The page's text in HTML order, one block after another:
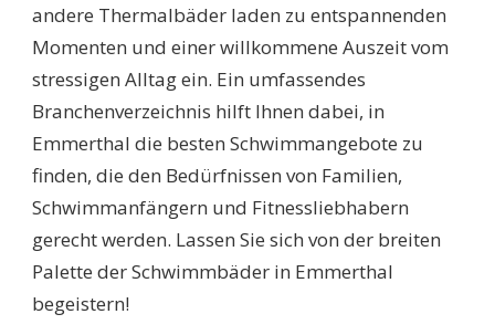
andere Thermalbäder laden zu entspannenden
Momenten und einer willkommene Auszeit vom
stressigen Alltag ein. Ein umfassendes
Branchenverzeichnis hilft Ihnen dabei, in
Emmerthal die besten Schwimmangebote zu
finden, die den Bedürfnissen von Familien,
Schwimmanfängern und Fitnessliebhabern
gerecht werden. Lassen Sie sich von der breiten
Palette der Schwimmbäder in Emmerthal
begeistern!